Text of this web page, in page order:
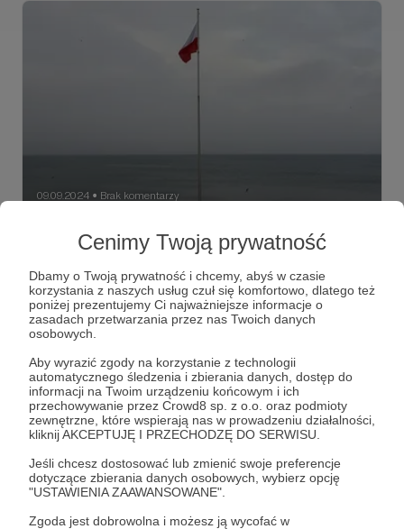
Cenimy Twoją prywatność
Dbamy o Twoją prywatność i chcemy, abyś w czasie
korzystania z naszych usług czuł się komfortowo, dlatego też
poniżej prezentujemy Ci najważniejsze informacje o
zasadach przetwarzania przez nas Twoich danych
osobowych.
Aby wyrazić zgody na korzystanie z technologii
automatycznego śledzenia i zbierania danych, dostęp do
informacji na Twoim urządzeniu końcowym i ich
przechowywanie przez Crowd8 sp. z o.o. oraz podmioty
zewnętrzne, które wspierają nas w prowadzeniu działalności,
kliknij AKCEPTUJĘ I PRZECHODZĘ DO SERWISU.
Jeśli chcesz dostosować lub zmienić swoje preferencje
dotyczące zbierania danych osobowych, wybierz opcję
"USTAWIENIA ZAAWANSOWANE".
Zgoda jest dobrowolna i możesz ją wycofać w
09.09.2024 ● Brak komentarzy
Pulpa
Peerelowska propaganda wyrządziła wielką krzywdę
wizerunkowi przedwojennego Wojska Polskiego –
symboliczna scena z „Lotnej”, kawalerzysty bijącego
szablą w czołg, była ucieleśnieniem tego kłamstwa.
bitwa o Kołobrzeg 1939 1945 +5